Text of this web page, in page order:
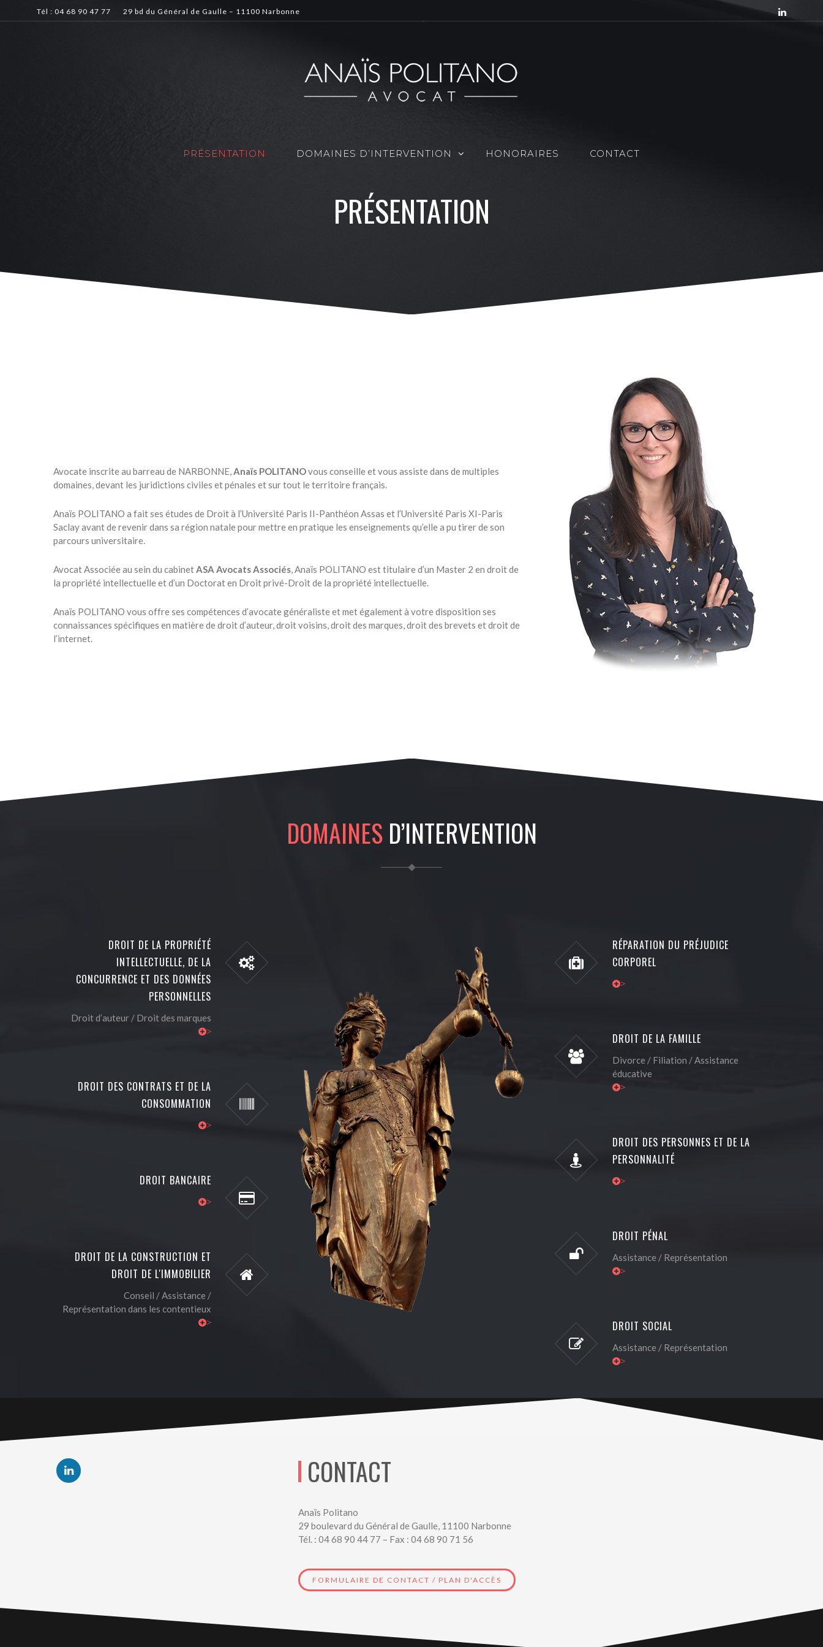
Tél : 04 68 90 47 77 29 bd du Général de Gaulle – 11100 Narbonne
PRÉSENTATION DOMAINES D’INTERVENTION HONORAIRES CONTACT
PRÉSENTATION
Avocate inscrite au barreau de NARBONNE,Anaïs POLITANOvous conseille et vous assiste dans de multiples
domaines, devant les juridictions civiles et pénales et sur tout le territoire français.
Anaïs POLITANO a fait ses études de Droit à l’Université Paris II-Panthéon Assas et l’Université Paris XI-Paris
Saclay avant de revenir dans sa région natale pour mettre en pratique les enseignements qu’elle a pu tirer de son
parcours universitaire.
Avocat Associée au sein du cabinetASA Avocats Associés, Anaïs POLITANO est titulaire d’un Master 2 en droit de
la propriété intellectuelle et d’un Doctorat en Droit privé-Droit de la propriété intellectuelle.
Anaïs POLITANO vous offre ses compétences d’avocate généraliste et met également à votre disposition ses
connaissances spécifiques en matière de droit d’auteur, droit voisins, droit des marques, droit des brevets et droit de
l’internet.
DOMAINESD’INTERVENTION
DROIT DE LA PROPRIÉTÉ
INTELLECTUELLE, DE LA
CONCURRENCE ET DES DONNÉES
PERSONNELLES
Droit d’auteur / Droit des marques
>
DROIT DES CONTRATS ET DE LA
CONSOMMATION
>
DROIT BANCAIRE
>
DROIT DE LA CONSTRUCTION ET
DROIT DE L'IMMOBILIER
Conseil / Assistance /
Représentation dans les contentieux
>
RÉPARATION DU PRÉJUDICE
CORPOREL
>
DROIT DE LA FAMILLE
Divorce / Filiation / Assistance
éducative
>
DROIT DES PERSONNES ET DE LA
PERSONNALITÉ
>
DROIT PÉNAL
Assistance / Représentation
>
DROIT SOCIAL
Assistance / Représentation
>
CONTACT
Anaïs Politano
29 boulevard du Général de Gaulle, 11100 Narbonne
Tél. : 04 68 90 44 77 – Fax : 04 68 90 71 56
FORMULAIRE DE CONTACT / PLAN D'ACCÈS